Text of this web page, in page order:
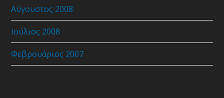
Αύγουστος 2008
Ιούλιος 2008
Φεβρουάριος 2007